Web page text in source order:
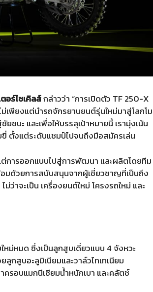
อร์ไซเคิลส์กล่าวว่า “การเปิดตัว TF 250-X
พียงแต่นำรถจักรยานยนต์รุ่นใหม่มาสู่โลกโม
นะ และเพื่อให้บรรลุเป้าหมายนี้ เรามุ่งเน้น
ตั้งแต่ระดับแชมป์ไปจนถึงมือสมัครเล่น
การออกแบบไปสู่การพัฒนา และผลิตโดยทีม
มด้วยการสนับสนุนจากผู้เชี่ยวชาญที่เป็นถึง
ว่าจะเป็น เครื่องยนต์ใหม่ โครงรถใหม่ และ
ม่หมด ซึ่งเป็นลูกสูบเดี่ยวแบบ 4 จังหวะ
กสูบอะลูมิเนียมและวาล์วไทเทเนียม
รอบแมกนีเซียมน้ำหนักเบา และคลัตช์